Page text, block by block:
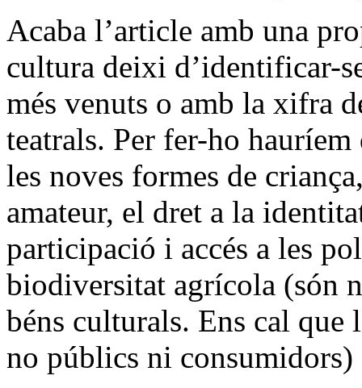
Acaba l’article amb una
cultura deixi d’identificar-
més venuts o amb la xifra
teatrals. Per fer-ho
les noves formes de
amateur, el dret a la
participació i accés a les
biodiversitat agrícola (són
béns culturals. Ens cal que
no públics ni consumidors)